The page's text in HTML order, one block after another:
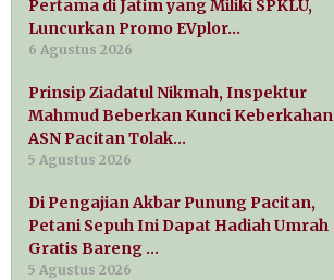
Pertama di Jatim yang Miliki SPKLU,
Luncurkan Promo EVplor…
6 Agustus 2026
Prinsip Ziadatul Nikmah, Inspektur
Mahmud Beberkan Kunci Keberkahan
ASN Pacitan Tolak…
5 Agustus 2026
Di Pengajian Akbar Punung Pacitan,
Petani Sepuh Ini Dapat Hadiah Umrah
Gratis Bareng …
5 Agustus 2026